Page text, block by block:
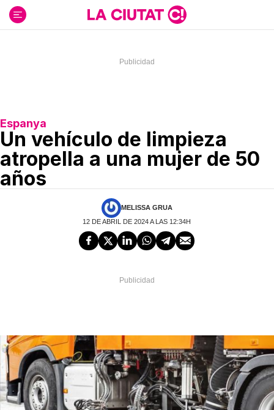
contenido
Espanya
Un vehículo de limpieza
atropella a una mujer de 50
años
MELISSA GRUA
12 DE ABRIL DE 2024 A LAS 12:34H